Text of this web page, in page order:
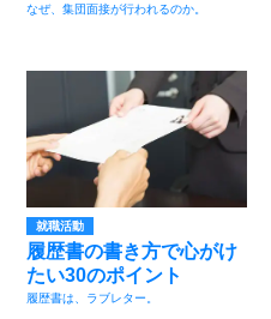
なぜ、集団面接が行われるのか。
就職活動
履歴書の書き方で心がけ
たい30のポイント
履歴書は、ラブレター。